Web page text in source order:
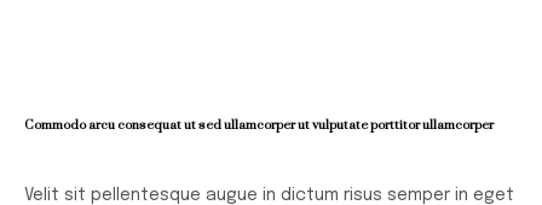
Commodo arcu consequat ut sed ullamcorper ut vulputate porttitor ullamcorper
Velit sit pellentesque augue in dictum risus semper in eget